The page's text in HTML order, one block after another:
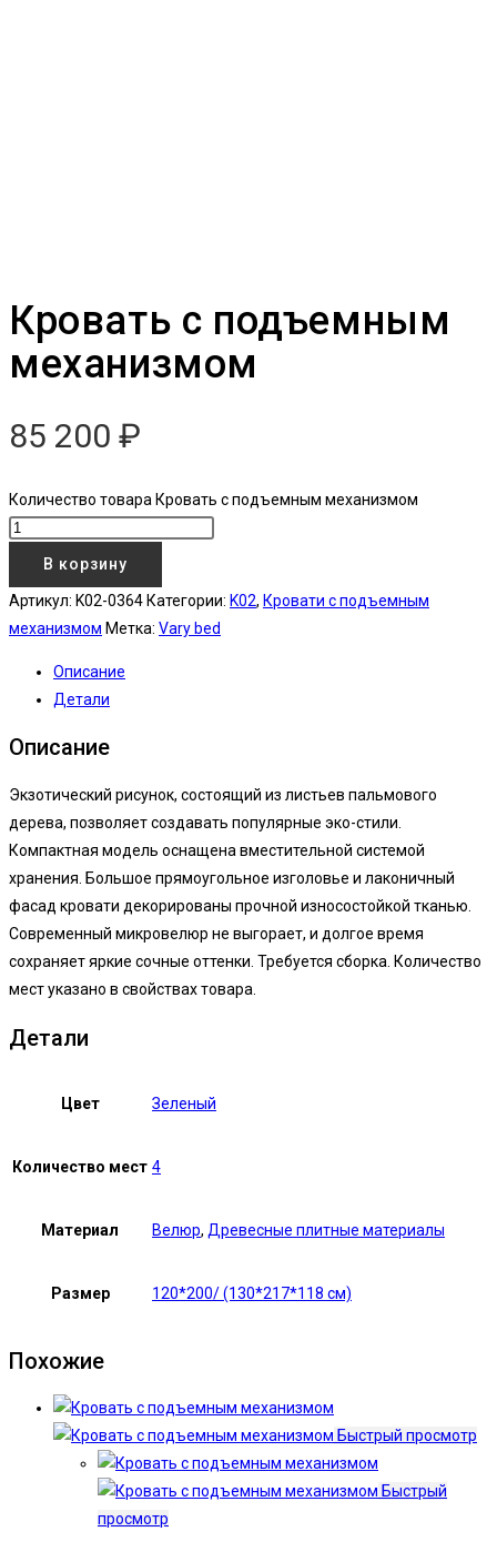
Кровать с подъемным
механизмом
85 200 ₽
Количество товара Кровать с подъемным механизмом
В корзину
Артикул: K02-0364 Категории: K02, Кровати с подъемным
механизмом Метка: Vary bed
Описание
Детали
Описание
Экзотический рисунок, состоящий из листьев пальмового
дерева, позволяет создавать популярные эко-стили.
Компактная модель оснащена вместительной системой
хранения. Большое прямоугольное изголовье и лаконичный
фасад кровати декорированы прочной износостойкой тканью.
Современный микровелюр не выгорает, и долгое время
сохраняет яркие сочные оттенки. Требуется сборка. Количество
мест указано в свойствах товара.
Детали
Цвет Зеленый
Количество мест 4
Материал Велюр, Древесные плитные материалы
Размер 120*200/ (130*217*118 см)
Похожие
Быстрый просмотр
Быстрый
просмотр